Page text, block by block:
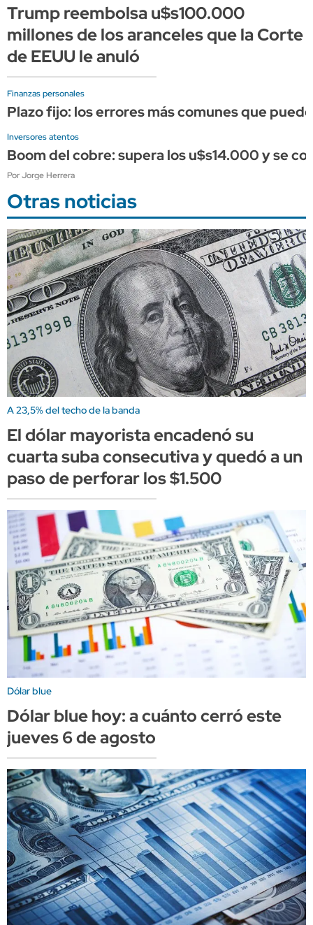
Trump reembolsa u$s100.000
millones de los aranceles que la Corte
de EEUU le anuló
Finanzas personales
Plazo fijo: los errores más comunes que
Inversores atentos
Boom del cobre: supera los u$s14.000 y se
Por Jorge Herrera
Otras noticias
A 23,5% del techo de la banda
El dólar mayorista encadenó su
cuarta suba consecutiva y quedó a un
paso de perforar los $1.500
Dólar blue
Dólar blue hoy: a cuánto cerró este
jueves 6 de agosto